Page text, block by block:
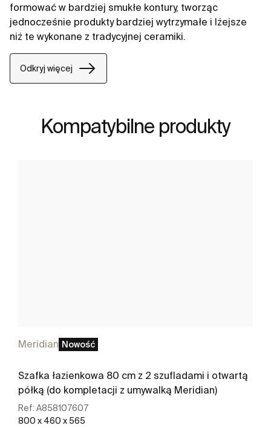
formować w bardziej smukłe kontury, tworząc
jednocześnie produkty bardziej wytrzymałe i lżejsze
niż te wykonane z tradycyjnej ceramiki.
Odkryj więcej
Kompatybilne produkty
Meridian Nowość
Szafka łazienkowa 80 cm z 2 szufladami i otwartą
półką (do kompletacji z umywalką Meridian)
Ref: A858107607
800 x 460 x 565